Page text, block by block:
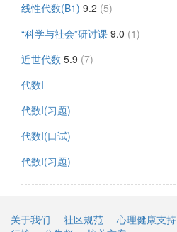
线性代数(B1) 9.2 (5)
“科学与社会”研讨课 9.0 (1)
近世代数 5.9 (7)
代数I
代数I(习题)
代数I(口试)
代数I(习题)
关于我们 社区规范 心理健康支持